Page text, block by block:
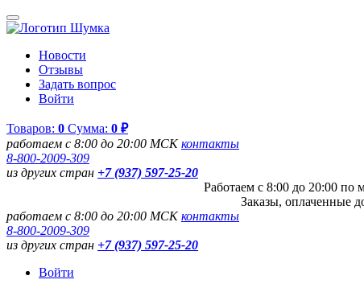
Новости
Отзывы
Задать вопрос
Войти
Товаров: 0 Сумма: 0 ₽
работаем с 8:00 до 20:00 МСКконтакты
8-800-2009-309
из других стран +7 (937) 597-25-20
Работаем с 8:00 до 20:00 по
Заказы, оплаченные
работаем с 8:00 до 20:00 МСКконтакты
8-800-2009-309
из других стран +7 (937) 597-25-20
Войти